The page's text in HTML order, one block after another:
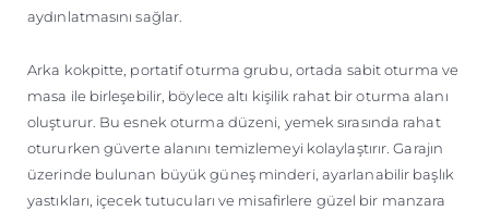
aydınlatmasını sağlar.
Arka kokpitte, portatif oturma grubu, ortada sabit oturma ve
masa ile birleşebilir, böylece altı kişilik rahat bir oturma alanı
oluşturur. Bu esnek oturma düzeni, yemek sırasında rahat
otururken güverte alanını temizlemeyi kolaylaştırır. Garajın
üzerinde bulunan büyük güneş minderi, ayarlanabilir başlık
yastıkları, içecek tutucuları ve misafirlere güzel bir manzara